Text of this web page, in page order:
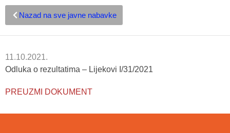
Nazad na sve javne nabavke
11.10.2021.
Odluka o rezultatima – Lijekovi I/31/2021
PREUZMI DOKUMENT